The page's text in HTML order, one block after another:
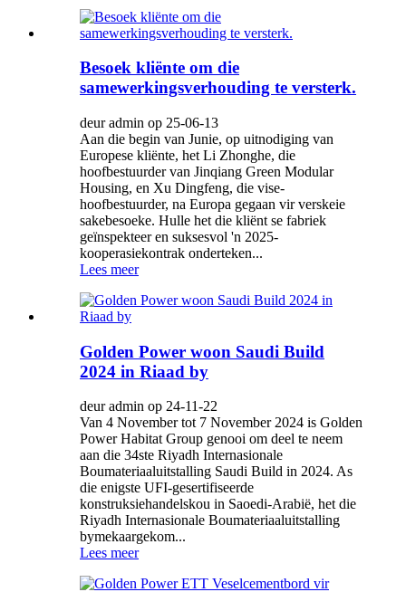
Besoek kliënte om die
samewerkingsverhouding te versterk.
deur admin op 25-06-13
Aan die begin van Junie, op uitnodiging van
Europese kliënte, het Li Zhonghe, die
hoofbestuurder van Jinqiang Green Modular
Housing, en Xu Dingfeng, die vise-
hoofbestuurder, na Europa gegaan vir verskeie
sakebesoeke. Hulle het die kliënt se fabriek
geïnspekteer en suksesvol 'n 2025-
kooperasiekontrak onderteken...
Lees meer
Golden Power woon Saudi Build
2024 in Riaad by
deur admin op 24-11-22
Van 4 November tot 7 November 2024 is Golden
Power Habitat Group genooi om deel te neem
aan die 34ste Riyadh Internasionale
Boumateriaaluitstalling Saudi Build in 2024. As
die enigste UFI-gesertifiseerde
konstruksiehandelskou in Saoedi-Arabië, het die
Riyadh Internasionale Boumateriaaluitstalling
bymekaargekom...
Lees meer